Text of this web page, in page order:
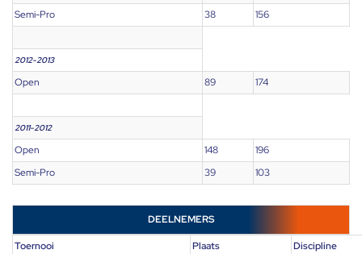
Semi-Pro
38 156
2012-2013
Open 89 174
2011-2012
Open 148
196
Semi-Pro
39 103
DEELNEMERS
Toernooi Plaats Discipline